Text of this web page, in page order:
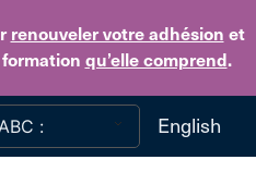
renouveler votre adhésion et
qu’elle comprend.
Skip to main content
English